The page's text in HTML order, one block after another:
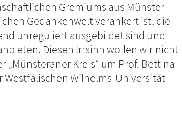
Gremiums aus Münster
Gedankenwelt verankert ist, die
unreguliert ausgebildet sind und
Diesen Irrsinn wollen wir nicht
Kreis“ um Prof. Bettina
Wilhelms-Universität